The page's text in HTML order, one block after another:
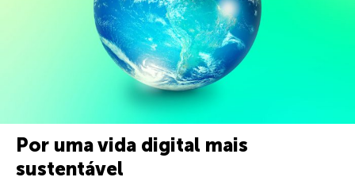
Por uma vida digital mais
sustentável